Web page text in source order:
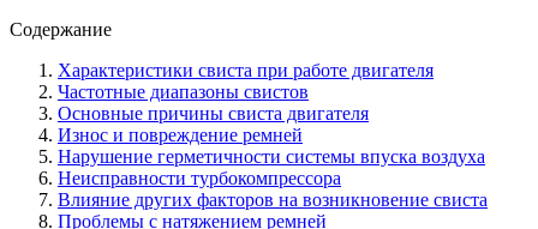
Содержание
Характеристики свиста при работе двигателя
Частотные диапазоны свистов
Основные причины свиста двигателя
Износ и повреждение ремней
Нарушение герметичности системы впуска воздуха
Неисправности турбокомпрессора
Влияние других факторов на возникновение свиста
Проблемы с натяжением ремней